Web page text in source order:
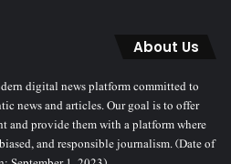
About Us
digital news platform committed to
news and articles. Our goal is to offer
and provide them with a platform where
and responsible journalism. (Date of